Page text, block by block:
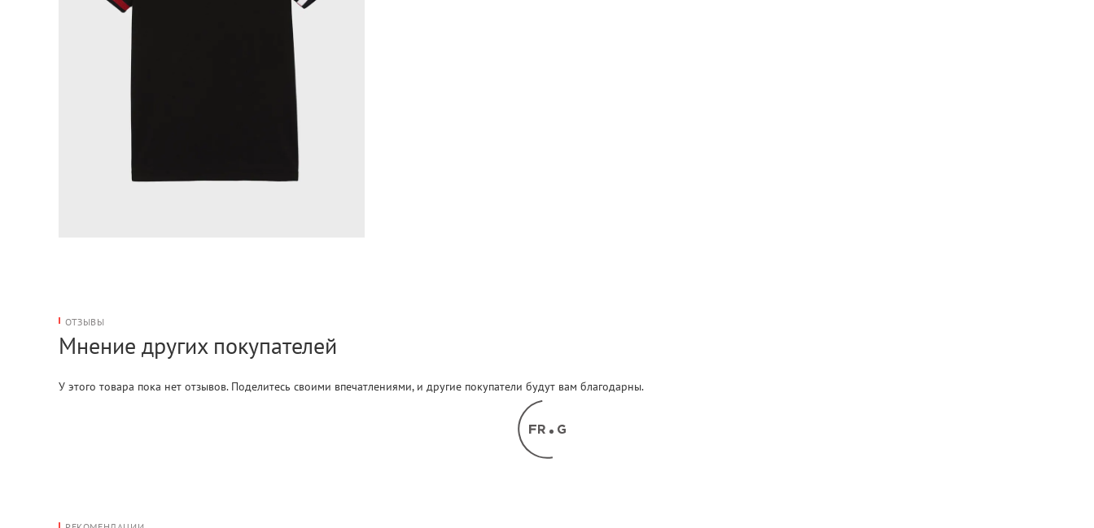
ОТЗЫВЫ
Мнение других покупателей
У этого товара пока нет отзывов. Поделитесь своими впечатлениями, и другие покупатели будут вам благодарны.